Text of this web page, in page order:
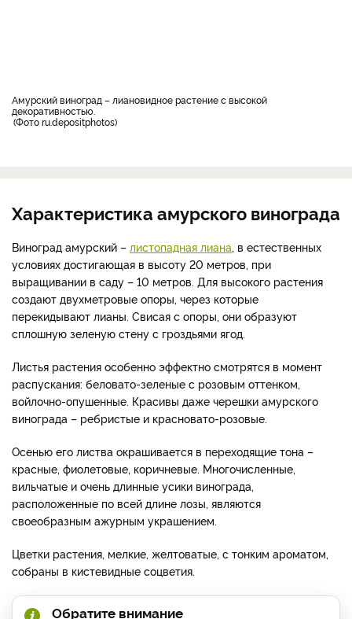
амурский виноград – лиановидное растение с высокой
декоративностью.
Фото ru.depositphotos
Характеристика амурского винограда
Виноград амурский – листопадная лиана , в естественных
условиях достигающая в высоту 20 метров, при
выращивании в саду – 10 метров. Для высокого растения
создают двухметровые опоры, через которые
перекидывают лианы. Свисая с опоры, они образуют
сплошную зеленую стену с гроздьями ягод.
Листья растения особенно эффектно смотрятся в момент
распускания: беловато-зеленые с розовым оттенком,
войлочно-опушенные. Красивы даже черешки амурского
винограда – ребристые и красновато-розовые.
Осенью его листва окрашивается в переходящие тона –
красные, фиолетовые, коричневые. Многочисленные,
вильчатые и очень длинные усики винограда,
расположенные по всей длине лозы, являются
своеобразным ажурным украшением.
Цветки растения, мелкие, желтоватые, с тонким ароматом,
собраны в кистевидные соцветия.
Обратите внимание